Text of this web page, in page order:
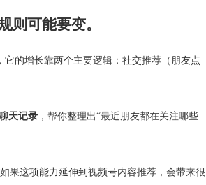
则可能要变。
的增长靠两个主要逻辑：社交推荐（朋友点
天记录 ，帮你整理出“最近朋友都在关注哪些
果这项能力延伸到视频号内容推荐，会带来很